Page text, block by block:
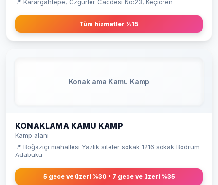
📍 Karargahtepe, Özgürler Caddesi No:23, Keçiören
Tüm hizmetler %15
Konaklama Kamu Kamp
KONAKLAMA KAMU KAMP
Kamp alanı
📍 Boğaziçi mahallesi Yazlık siteler sokak 1216 sokak Bodrum
Adabükü
5 gece ve üzeri %30 • 7 gece ve üzeri %35